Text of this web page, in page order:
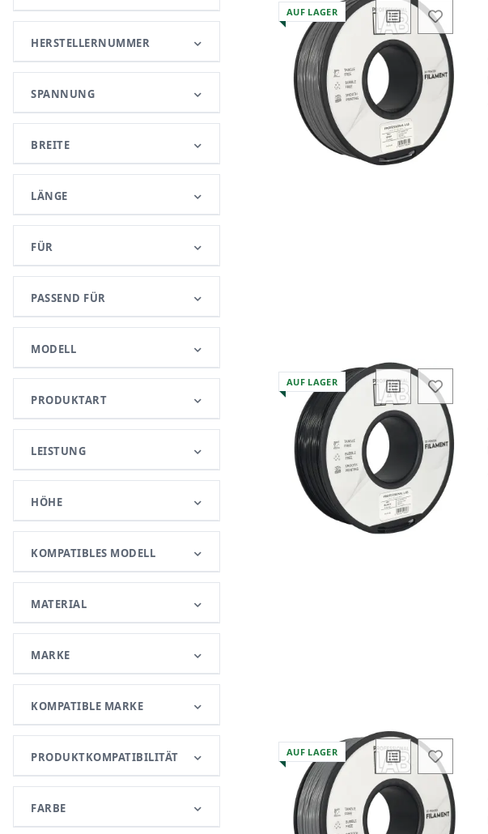
AUF LAGER
AUF LAGER
AUF LAGER
HERSTELLERNUMMER
SPANNUNG
BREITE
LÄNGE
FÜR
PASSEND FÜR
MODELL
PRODUKTART
LEISTUNG
HÖHE
KOMPATIBLES MODELL
MATERIAL
MARKE
KOMPATIBLE MARKE
PRODUKTKOMPATIBILITÄT
FARBE